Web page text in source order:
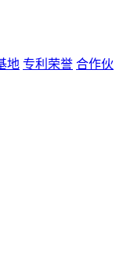
地 专利荣誉 合作伙